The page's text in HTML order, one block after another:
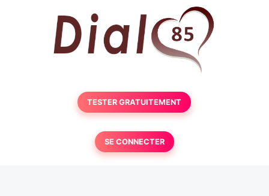
TESTER GRATUITEMENT
SE CONNECTER